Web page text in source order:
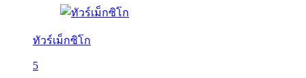
ทัวร์เม็กซิโก
5